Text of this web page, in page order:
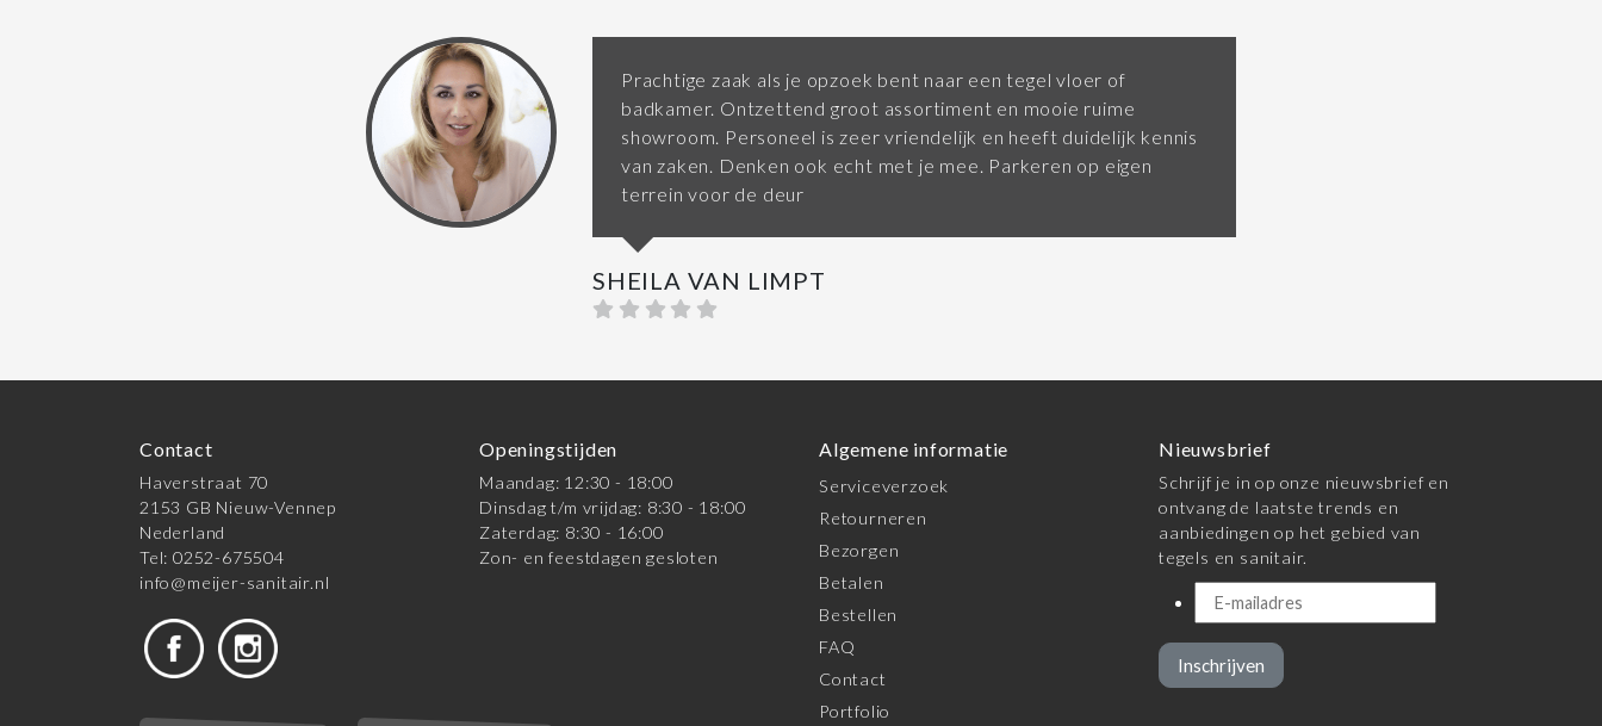
Prachtige zaak als je opzoek bent naar een tegel vloer of
badkamer. Ontzettend groot assortiment en mooie ruime
showroom. Personeel is zeer vriendelijk en heeft duidelijk kennis
van zaken. Denken ook echt met je mee. Parkeren op eigen
terrein voor de deur
SHEILA VAN LIMPT
Contact
Haverstraat 70
2153 GB Nieuw-Vennep
Nederland
Tel: 0252-675504
info@meijer-sanitair.nl
Openingstijden
Maandag: 12:30 - 18:00
Dinsdag t/m vrijdag: 8:30 - 18:00
Zaterdag: 8:30 - 16:00
Zon- en feestdagen gesloten
Algemene informatie
Serviceverzoek
Retourneren
Bezorgen
Betalen
Bestellen
FAQ
Contact
Portfolio
Nieuwsbrief
Schrijf je in op onze nieuwsbrief en
ontvang de laatste trends en
aanbiedingen op het gebied van
tegels en sanitair.
Inschrijven